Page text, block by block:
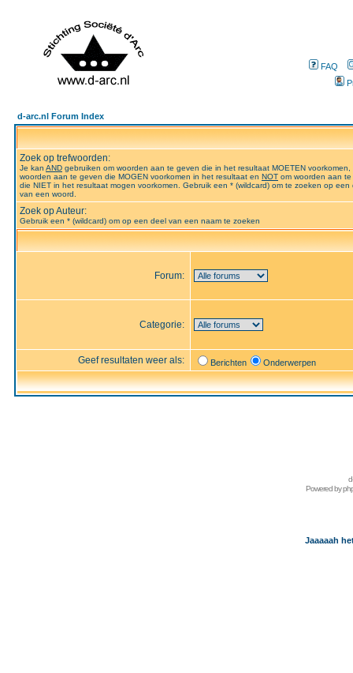
FAQ
d-arc.nl Forum Index
Zoek op trefwoorden:
Je kan AND gebruiken om woorden aan te geven die in het resultaat MOETEN voorkomen,
woorden aan te geven die MOGEN voorkomen in het resultaat en NOT om woorden aan
die NIET in het resultaat mogen voorkomen. Gebruik een * (wildcard) om te zoeken op een
van een woord.
Zoek op Auteur:
Gebruik een * (wildcard) om op een deel van een naam te zoeken
Forum:
Categorie:
Geef resultaten weer als: Berichten Onderwerpen
Powered by
Jaaaaah